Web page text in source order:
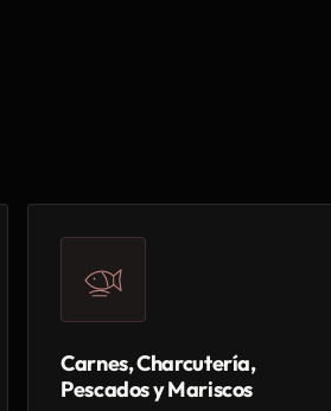
Carnes, Charcutería,
Pescados y Mariscos